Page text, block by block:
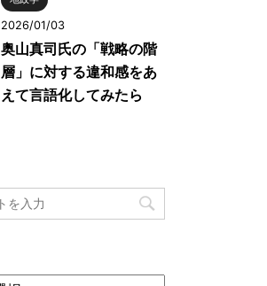
2026/01/03
奥山真司氏の「戦略の階
層」に対する違和感をあ
えて言語化してみたら